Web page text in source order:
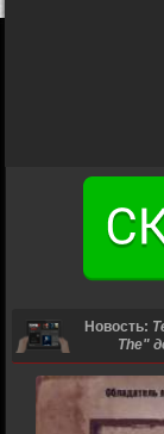
Новость:
The"